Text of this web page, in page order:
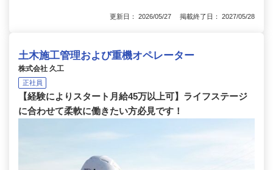
更新日： 2026/05/27 掲載終了日： 2027/05/28
土木施工管理および重機オペレーター
株式会社 久工
正社員
【経験によりスタート月給45万以上可】ライフステージ
に合わせて柔軟に働きたい方必見です！